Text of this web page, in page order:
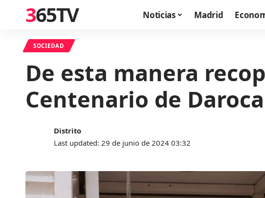
365TV Noticias Madrid
SOCIEDAD
De esta manera
Centenario de Daroca
Last updated: 29 de junio de 2024 03:32
Distrito